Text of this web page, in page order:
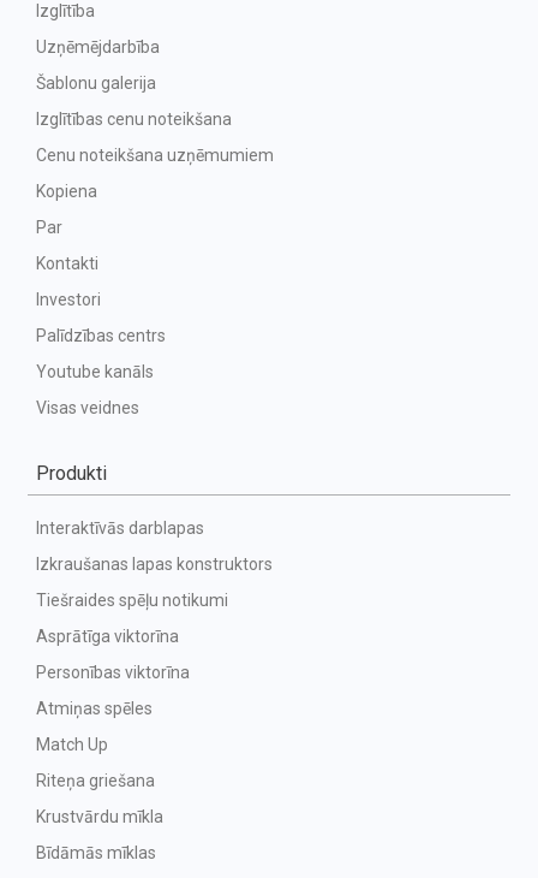
Izglītība
Uzņēmējdarbība
Šablonu galerija
Izglītības cenu noteikšana
Cenu noteikšana uzņēmumiem
Kopiena
Par
Kontakti
Investori
Palīdzības centrs
Youtube kanāls
Visas veidnes
Produkti
Interaktīvās darblapas
Izkraušanas lapas konstruktors
Tiešraides spēļu notikumi
Asprātīga viktorīna
Personības viktorīna
Atmiņas spēles
Match Up
Riteņa griešana
Krustvārdu mīkla
Bīdāmās mīklas